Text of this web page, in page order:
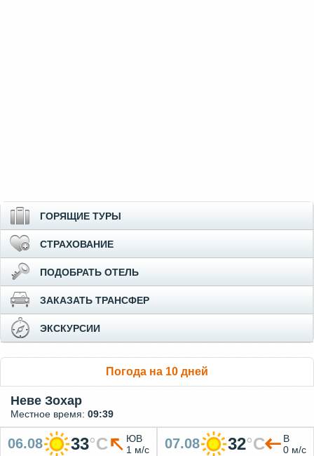
ГОРЯЩИЕ ТУРЫ
СТРАХОВАНИЕ
ПОДОБРАТЬ ОТЕЛЬ
ЗАКАЗАТЬ ТРАНСФЕР
ЭКСКУРСИИ
Погода на 10 дней
Неве Зохар
Местное время: 09:39
06.08 33°C
ЮВ
1 м/с
07.08 32°C
В
0 м/с